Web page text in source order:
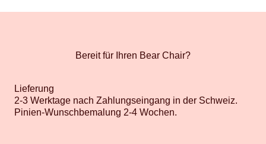
Bereit für Ihren Bear Chair?
Lieferung
2-3 Werktage nach Zahlungseingang in der Schweiz.
Pinien-Wunschbemalung 2-4 Wochen.